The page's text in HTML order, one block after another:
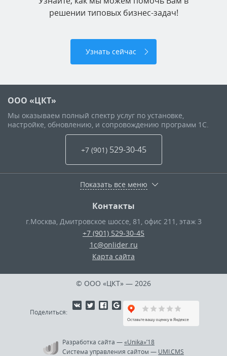
решении типовых бизнес-задач!
Узнать сейчас
ООО «ЦКТ»
Мы оказываем полный спектр услуг по установке,
настройке, обновлению, и сопровождению программ 1С.
+7 (901) 529-30-45
Показать все меню
Контакты
г.Москва Дмитровское шоссе, 81, офис 211, этаж 3
+7 (901) 529-30-45
1c@onlider.ru
Карта сайта
© ООО «ЦКТ» — 2026
Поделиться:
Разработка сайта —«Unika»’18
Система управления сайтом — UMI.CMS